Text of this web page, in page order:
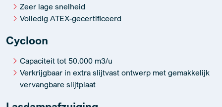
Zeer lage snelheid
Volledig ATEX-gecertificeerd
Cycloon
Capaciteit tot 50.000 m3/u
Verkrijgbaar in extra slijtvast ontwerp met gemakkelijk
vervangbare slijtplaat